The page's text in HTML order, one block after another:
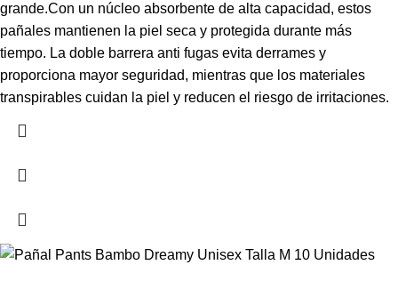
grande.Con un núcleo absorbente de alta capacidad, estos
pañales mantienen la piel seca y protegida durante más
tiempo. La doble barrera anti fugas evita derrames y
proporciona mayor seguridad, mientras que los materiales
transpirables cuidan la piel y reducen el riesgo de irritaciones.